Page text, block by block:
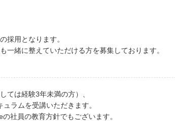
採用となります。
一緒に整えていただける方を募集しております。
ては経験3年未満の方）、
ラムを受講いただきます。
社員の教育方針でもございます。